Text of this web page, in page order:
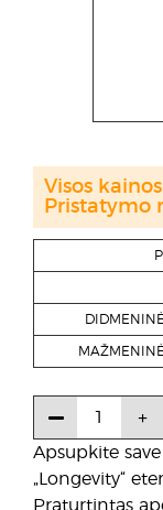
Apsupkite
„Longevity“
Praturtintas
Visos
Pristatymo